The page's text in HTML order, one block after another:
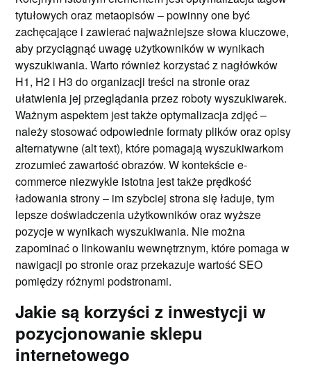
tytułowych oraz metaopisów – powinny one być
zachęcające i zawierać najważniejsze słowa kluczowe,
aby przyciągnąć uwagę użytkowników w wynikach
wyszukiwania. Warto również korzystać z nagłówków
H1, H2 i H3 do organizacji treści na stronie oraz
ułatwienia jej przeglądania przez roboty wyszukiwarek.
Ważnym aspektem jest także optymalizacja zdjęć –
należy stosować odpowiednie formaty plików oraz opisy
alternatywne (alt text), które pomagają wyszukiwarkom
zrozumieć zawartość obrazów. W kontekście e-
commerce niezwykle istotna jest także prędkość
ładowania strony – im szybciej strona się ładuje, tym
lepsze doświadczenia użytkowników oraz wyższe
pozycje w wynikach wyszukiwania. Nie można
zapominać o linkowaniu wewnętrznym, które pomaga w
nawigacji po stronie oraz przekazuje wartość SEO
pomiędzy różnymi podstronami.
Jakie są korzyści z inwestycji w
pozycjonowanie sklepu
internetowego